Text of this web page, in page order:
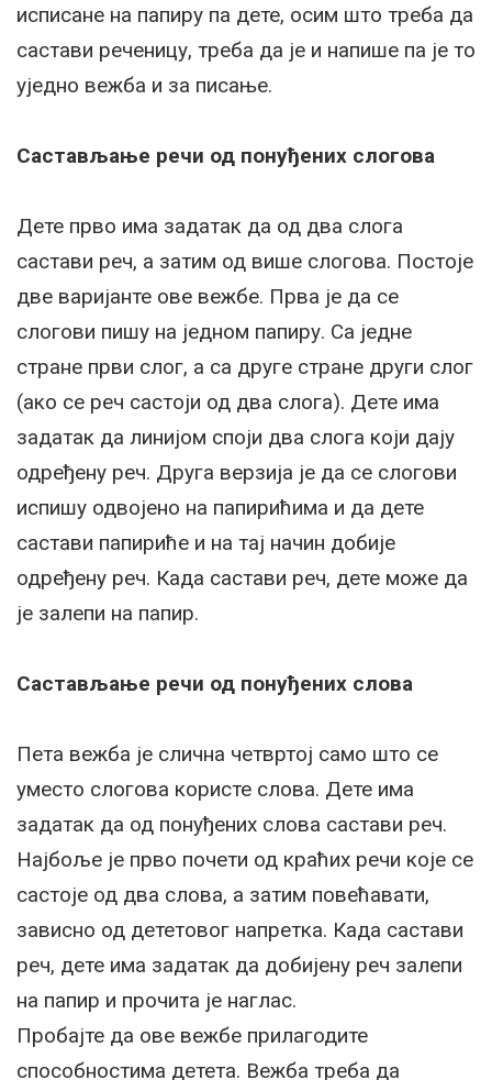
исписане на папиру па дете, осим што треба да
састави реченицу, треба да је и напише па је то
уједно вежба и за писање.
Састављање речи од понуђених слогова
Дете прво има задатак да од два слога
састави реч, а затим од више слогова. Постоје
две варијанте ове вежбе. Прва је да се
слогови пишу на једном папиру. Са једне
стране први слог, а са друге стране други слог
(ако се реч састоји од два слога). Дете има
задатак да линијом споји два слога који дају
одређену реч. Друга верзија је да се слогови
испишу одвојено на папирићима и да дете
састави папириће и на тај начин добије
одређену реч. Када састави реч, дете може да
је залепи на папир.
Састављање речи од понуђених слова
Пета вежба је слична четвртој само што се
уместо слогова користе слова. Дете има
задатак да од понуђених слова састави реч.
Најбоље је прво почети од краћих речи које се
састоје од два слова, а затим повећавати,
зависно од дететовог напретка. Када састави
реч, дете има задатак да добијену реч залепи
на папир и прочита је наглас.
Пробајте да ове вежбе прилагодите
способностима детета. Вежба треба да